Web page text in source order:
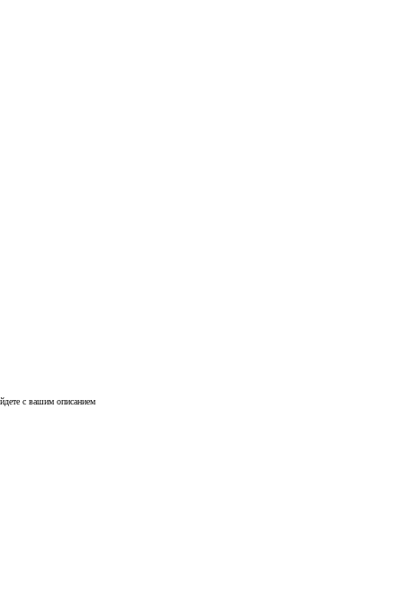
с вашим описанием